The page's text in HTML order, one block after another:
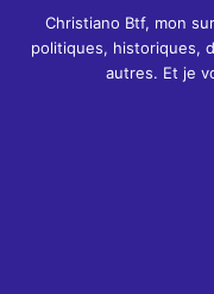
Christiano Btf, mon
politiques, historiques,
autres. Et je